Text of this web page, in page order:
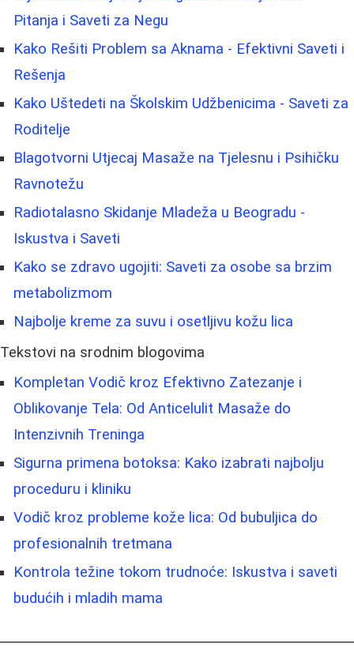
Pitanja i Saveti za Negu
Kako Rešiti Problem sa Aknama - Efektivni Saveti i
Rešenja
Kako Uštedeti na Školskim Udžbenicima - Saveti za
Roditelje
Blagotvorni Utjecaj Masaže na Tjelesnu i Psihičku
Ravnotežu
Radiotalasno Skidanje Mladeža u Beogradu -
Iskustva i Saveti
Kako se zdravo ugojiti: Saveti za osobe sa brzim
metabolizmom
Najbolje kreme za suvu i osetljivu kožu lica
Tekstovi na srodnim blogovima
Kompletan Vodič kroz Efektivno Zatezanje i
Oblikovanje Tela: Od Anticelulit Masaže do
Intenzivnih Treninga
Sigurna primena botoksa: Kako izabrati najbolju
proceduru i kliniku
Vodič kroz probleme kože lica: Od bubuljica do
profesionalnih tretmana
Kontrola težine tokom trudnoće: Iskustva i saveti
budućih i mladih mama